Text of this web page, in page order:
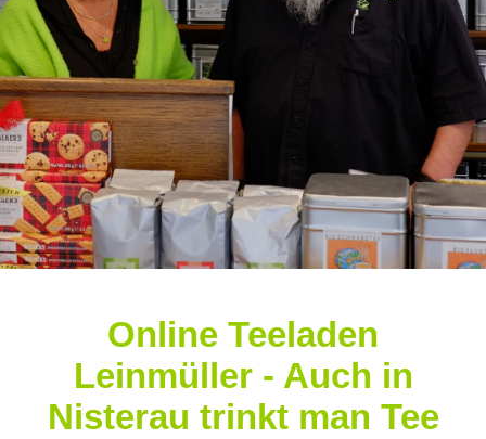
Online Teeladen
Leinmüller - Auch in
Nisterau trinkt man Tee